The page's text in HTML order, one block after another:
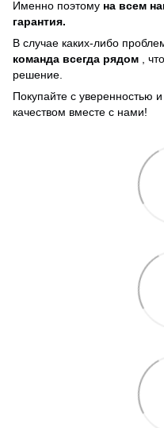
Именно поэтому на всем
гарантия.
В случае каких-либо
команда всегда рядом ,
решение.
Покупайте с уверенностью
качеством вместе с нами!